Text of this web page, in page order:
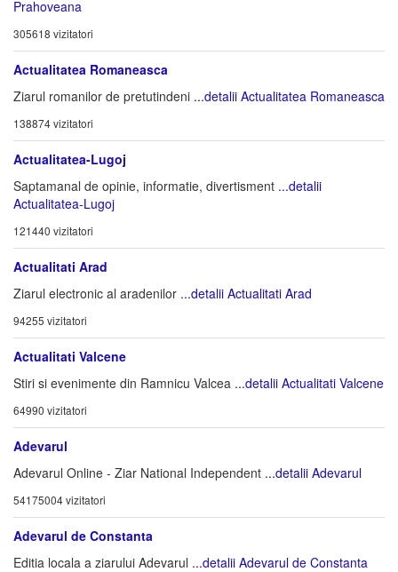
Prahoveana
305618 vizitatori
Actualitatea Romaneasca
Ziarul romanilor de pretutindeni ...detalii Actualitatea Romaneasca
138874 vizitatori
Actualitatea-Lugoj
Saptamanal de opinie, informatie, divertisment ...detalii
Actualitatea-Lugoj
121440 vizitatori
Actualitati Arad
Ziarul electronic al aradenilor ...detalii Actualitati Arad
94255 vizitatori
Actualitati Valcene
Stiri si evenimente din Ramnicu Valcea ...detalii Actualitati Valcene
64990 vizitatori
Adevarul
Adevarul Online - Ziar National Independent ...detalii Adevarul
54175004 vizitatori
Adevarul de Constanta
Editia locala a ziarului Adevarul ...detalii Adevarul de Constanta